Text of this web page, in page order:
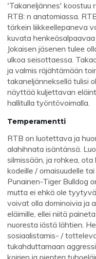
'Takaneljännes' koostuu
RTB: n anatomiassa.
tärkein liikkeellepaneva
kuvata
Jokaisen jäsenen tulee
ulkoa seisottaessa.
ja valmis räjähtämään
takaneljänneksellä tulisi
näyttää kuljettavan
hallitulla työntövoimalla.
Temperamentti
RTB on luotettava ja
alahihnata isäntänsä.
silmissään, ja rohkea,
kodeille / omaisuudelle
Punainen-Tiger Bulldog
mutta ei ehkä ole
voivat olla dominoivia ja
eläimille, ellei niitä
nuoresta iästä lähtien.
sosiaalistamis- /
tukahduttamaan